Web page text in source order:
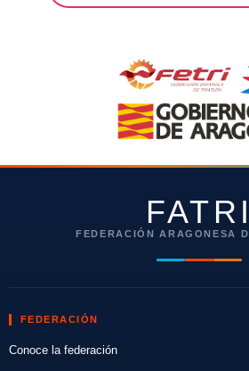
FATRI
FEDERACIÓN ARAGONESA
FEDERACIÓN
Conoce la federación